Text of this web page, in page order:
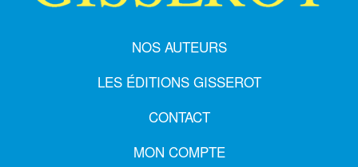
NOS AUTEURS
LES ÉDITIONS GISSEROT
CONTACT
MON COMPTE